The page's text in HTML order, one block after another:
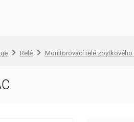
Relé Monitorovací relé zbytkového